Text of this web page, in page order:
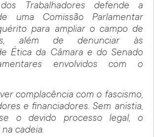
Trabalhadores defende a
uma Comissão Parlamentar
para ampliar o campo de
além de denunciar às
Ética da Câmara e do Senado
envolvidos com o
complacência com o fascismo,
e financiadores. Sem anistia,
se o devido processo legal, o
cadeia.